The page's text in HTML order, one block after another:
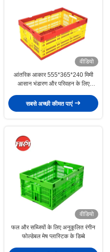
वीडियो
आंतरिक आकार 555*365*240 मिमी
आसान भंडारण और परिवहन के लिए
सबसे अच्छी कीमत पाएं
वीडियो
फल और सब्जियों के लिए अनुकूलित रंगीन
फोल्डेबल मेष प्लास्टिक के डिब्बे